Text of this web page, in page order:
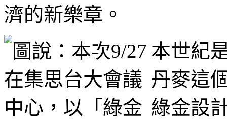
濟的新樂章。
本世紀
丹麥這
綠金設